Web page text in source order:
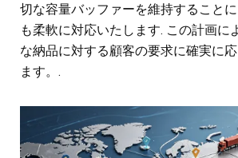
切な容量バッファーを維持すること
も柔軟に対応いたします. この計画に
な納品に対する顧客の要求に確実に
ます。.